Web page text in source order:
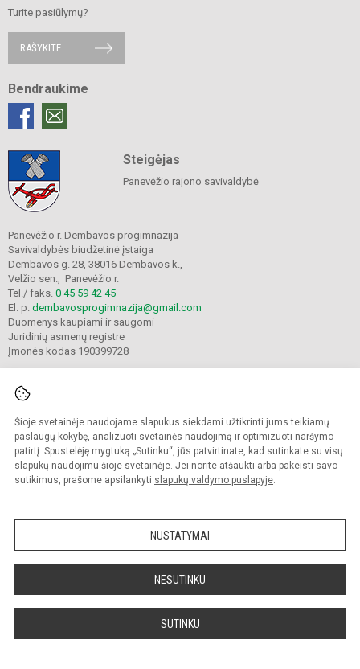
Šioje svetainėje naudojame slapukus siekdami užtikrinti jums teikiamų
paslaugų kokybę, analizuoti svetainės naudojimą ir optimizuoti naršymo
patirtį. Spustelėję mygtuką „Sutinku“, jūs patvirtinate, kad sutinkate su visų
slapukų naudojimu šioje svetainėje. Jei norite atšaukti arba pakeisti savo
sutikimus, prašome apsilankyti slapukų valdymo puslapyje.
NUSTATYMAI
NESUTINKU
SUTINKU
Turite pasiūlymų?
RAŠYKITE
Bendraukime
Steigėjas
Panevėžio rajono savivaldybė
Panevėžio r. Dembavos progimnazija
Savivaldybės biudžetinė įstaiga
Dembavos g. 28, 38016 Dembavos k.,
Velžio sen., Panevėžio r.
Tel./ faks. 0 45 59 42 45
El. p. dembavosprogimnazija@gmail.com
Duomenys kaupiami ir saugomi
Juridinių asmenų registre
Įmonės kodas 190399728
© 2021. Panevėžio r. Dembavos progimnazija. Visos teisės saugomos.
Kopijuoti turinį be raštiško progimnazijos sutikimo griežtai draudžiama.
Prieinamumo paraiška Slapukų valdymas
Sumanus būdas atnaujinti